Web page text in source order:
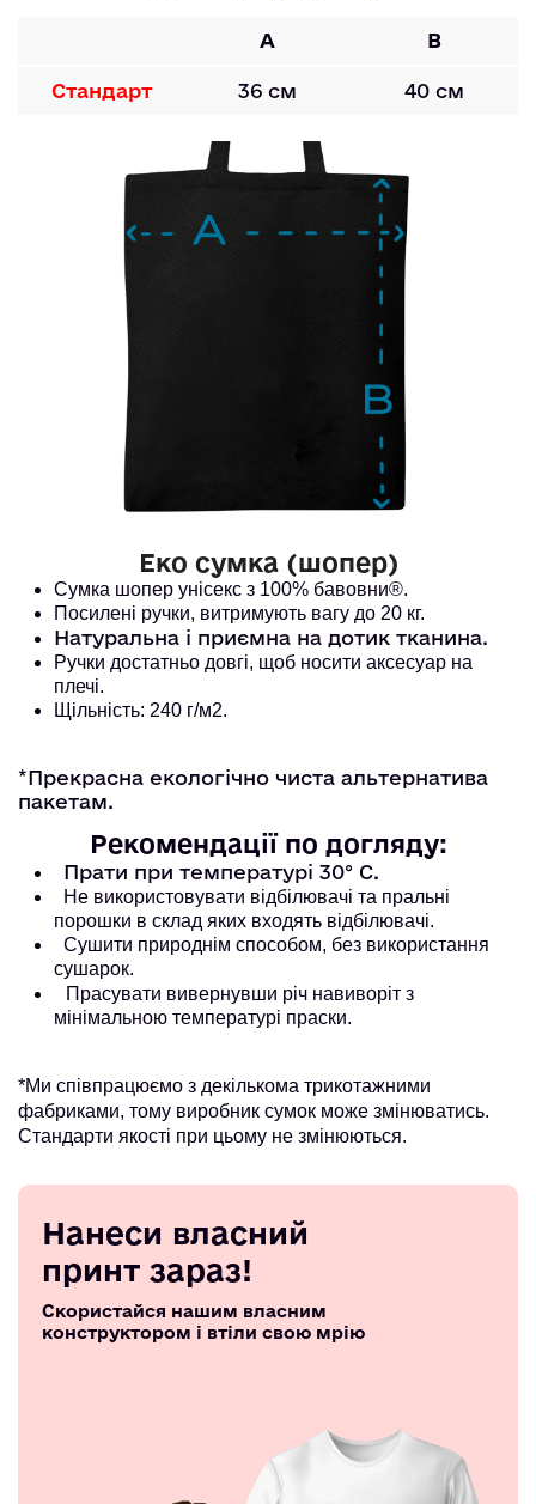
A B
Стандарт 36 см 40 см
Еко сумка (шопер)
Сумка шопер унісекс з 100% бавовни®.
Посилені ручки, витримують вагу до 20 кг.
Натуральна і приємна на дотик тканина.
Ручки достатньо довгі, щоб носити аксесуар на
плечі.
Щільність: 240 г/м2.
*Прекрасна екологічно чиста альтернатива
пакетам.
Рекомендації по догляду:
Прати при температурі 30° С.
Не використовувати відбілювачі та пральні
порошки в склад яких входять відбілювачі.
Сушити природнім способом, без використання
сушарок.
Прасувати вивернувши річ навиворіт з
мінімальною температурі праски.
*Ми співпрацюємо з декількома трикотажними
фабриками, тому виробник сумок може змінюватись.
Стандарти якості при цьому не змінюються.
Нанеси власний
принт зараз!
Скористайся нашим власним
конструктором і втіли свою мрію